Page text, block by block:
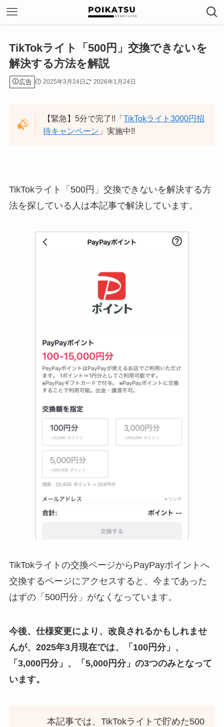
TikTokライト「500円」交換できないを
解決する方法を解説
広告 2025年3月24日 2026年1月24日
【緊急】5分で完了!!「TikTokライト3000円招
待キャンペーン 」実施中!!
TikTokライト「500円」交換できないを解決する方
法を探している人は本記事で解決しています。
TikTokライトの交換ページからPayPayポイントへ
交換するページにアクセスすると、今まであった
はずの「500円分」がなくなっています。
今後、仕様変更により、改良されるかもしれませ
んが、2025年3月現在では、「100円分」、
「3,000円分」、「5,000円分」の3つのみとなって
います。
本記事では、TikTokライトで貯めた500